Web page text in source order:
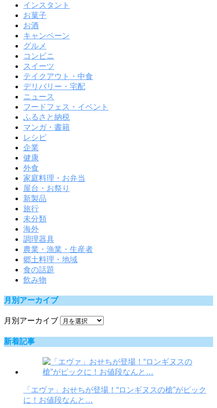
インスタント
お菓子
お酒
キャンペーン
グルメ
コンビニ
スイーツ
テイクアウト・中食
デリバリー・宅配
ニュース
フードフェス・イベント
ふるさと納税
マンガ・書籍
レシピ
企業
健康
外食
家庭料理・お弁当
屋台・お祭り
新製品
旅行
未分類
海外
調理器具
農業・漁業・生産者
郷土料理・地域
食の話題
飲み物
月別アーカイブ
月別アーカイブ
新着記事
「エヴァ」おせちが登場！“ロンギヌスの槍”がピック
に！お値段なんと…